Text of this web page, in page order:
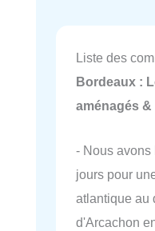
Liste des
Bordeaux :
aménagés
- Nous avons
jours pour
atlantique au
d'Arcachon